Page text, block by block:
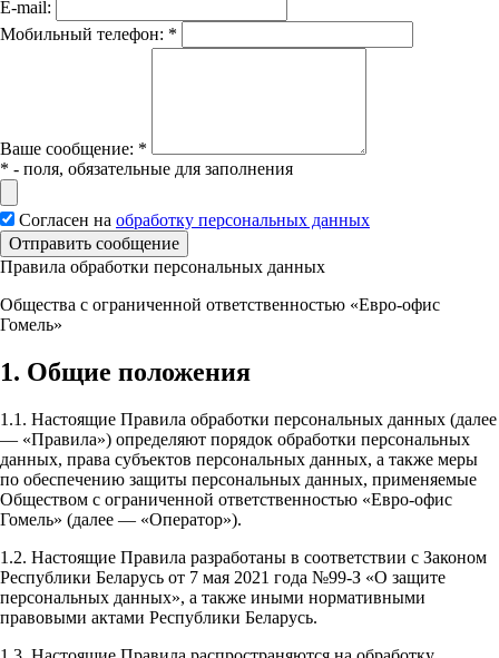
E-mail:
Мобильный телефон: *
Вашe сообщение: *
* - поля, обязательные для заполнения
Согласен на обработку персональных данных
Отправить сообщение
Правила обработки персональных данных
Общества с ограниченной ответственностью «Евро-офис
Гомель»
1. Общие положения
1.1. Настоящие Правила обработки персональных данных (далее
— «Правила») определяют порядок обработки персональных
данных, права субъектов персональных данных, а также меры
по обеспечению защиты персональных данных, применяемые
Обществом с ограниченной ответственностью «Евро-офис
Гомель» (далее — «Оператор»).
1.2. Настоящие Правила разработаны в соответствии с Законом
Республики Беларусь от 7 мая 2021 года №99-З «О защите
персональных данных», а также иными нормативными
правовыми актами Республики Беларусь.